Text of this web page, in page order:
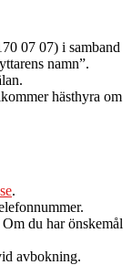
07 07) i samband
namn”.
hästhyra om
.
du har önskemål
avbokning.